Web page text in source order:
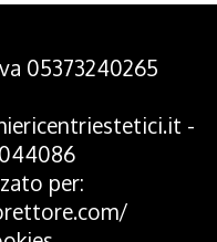
05373240265
-
per: